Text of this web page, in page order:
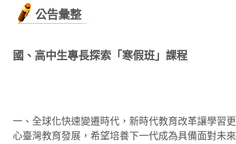
公告彙整
國、高中生專長探索「寒假班」課程
一、全球化快速變遷時代，新時代教育改革讓學習
心臺灣教育發展，希望培養下一代成為具備面對未